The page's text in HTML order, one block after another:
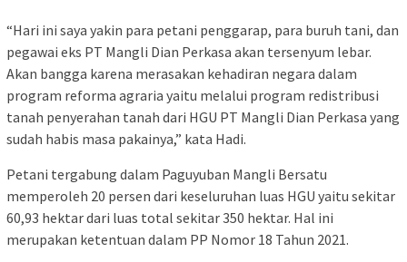
“Hari ini saya yakin para petani penggarap, para buruh tani, dan
pegawai eks PT Mangli Dian Perkasa akan tersenyum lebar.
Akan bangga karena merasakan kehadiran negara dalam
program reforma agraria yaitu melalui program redistribusi
tanah penyerahan tanah dari HGU PT Mangli Dian Perkasa yang
sudah habis masa pakainya,” kata Hadi.
Petani tergabung dalam Paguyuban Mangli Bersatu
memperoleh 20 persen dari keseluruhan luas HGU yaitu sekitar
60,93 hektar dari luas total sekitar 350 hektar. Hal ini
merupakan ketentuan dalam PP Nomor 18 Tahun 2021.